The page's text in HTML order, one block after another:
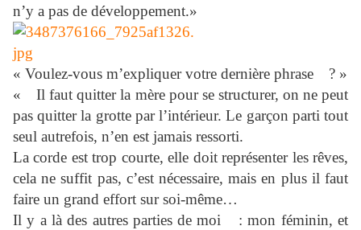
n’y a pas de développement.»
« Voulez-vous m’expliquer votre dernière phrase ? »
« Il faut quitter la mère pour se structurer, on ne peut
pas quitter la grotte par l’intérieur. Le garçon parti tout
seul autrefois, n’en est jamais ressorti.
La corde est trop courte, elle doit représenter les rêves,
cela ne suffit pas, c’est nécessaire, mais en plus il faut
faire un grand effort sur soi-même…
Il y a là des autres parties de moi : mon féminin, et